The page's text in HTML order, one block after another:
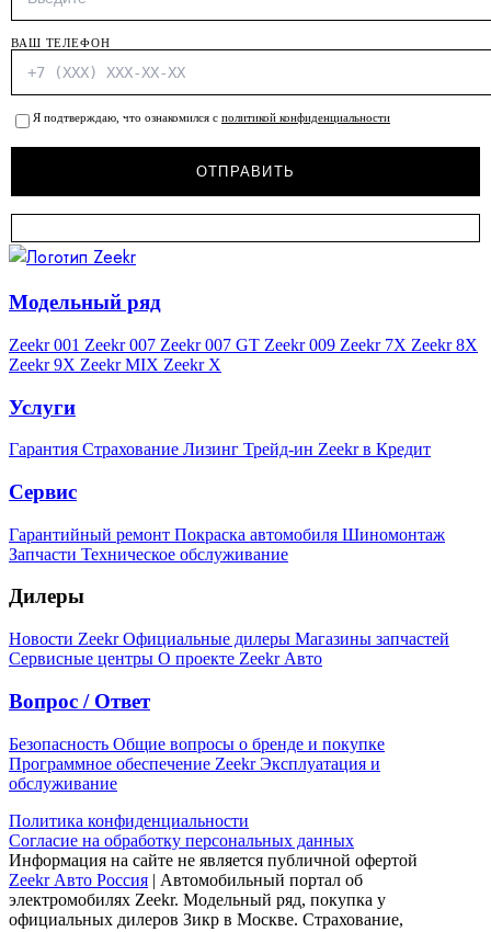
ВАШ ТЕЛЕФОН
Я подтверждаю, что ознакомился с политикой конфиденциальности
Модельный ряд
Zeekr 001 Zeekr 007 Zeekr 007 GT Zeekr 009 Zeekr 7X Zeekr 8X
Zeekr 9X Zeekr MIX Zeekr X
Услуги
Гарантия Страхование Лизинг Трейд-ин Zeekr в Кредит
Сервис
Гарантийный ремонт Покраска автомобиля Шиномонтаж
Запчасти Техническое обслуживание
Дилеры
Новости ZeekrОфициальные дилеры Магазины запчастей
Сервисные центры О проекте Zeekr Авто
Вопрос / Ответ
Безопасность Общие вопросы о бренде и покупке
Программное обеспечение ZeekrЭксплуатация и
обслуживание
Политика конфиденциальности
Согласие на обработку персональных данных
Информация на сайте не является публичной офертой
Zeekr Авто Россия | Автомобильный портал об
электромобилях Zeekr. Модельный ряд, покупка у
официальных дилеров Зикр в Москве. Страхование,